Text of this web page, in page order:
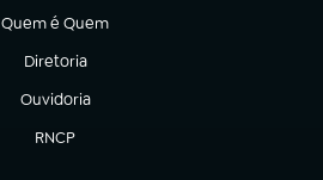
Quem é Quem
(abre em nova aba)
Diretoria
(abre em nova aba)
Ouvidoria
(abre em nova aba)
RNCP
(abre em nova aba)